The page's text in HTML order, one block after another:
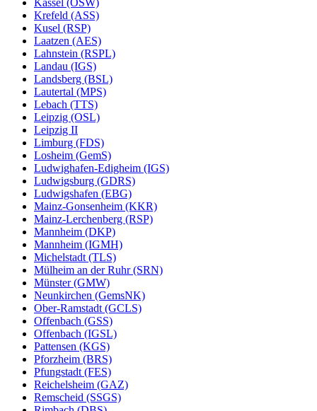
Krefeld (ASS)
Kusel (RSP)
Laatzen (AES)
Lahnstein (RSPL)
Landau (IGS)
Landsberg (BSL)
Lautertal (MPS)
Lebach (TTS)
Leipzig (OSL)
Leipzig II
Limburg (FDS)
Losheim (GemS)
Ludwighafen-Edigheim (IGS)
Ludwigsburg (GDRS)
Ludwigshafen (EBG)
Mainz-Gonsenheim (KKR)
Mainz-Lerchenberg (RSP)
Mannheim (DKP)
Mannheim (IGMH)
Michelstadt (TLS)
Mülheim an der Ruhr (SRN)
Münster (GMW)
Neunkirchen (GemsNK)
Ober-Ramstadt (GCLS)
Offenbach (GSS)
Offenbach (IGSL)
Pattensen (KGS)
Pforzheim (BRS)
Pfungstadt (FES)
Reichelsheim (GAZ)
Remscheid (SSGS)